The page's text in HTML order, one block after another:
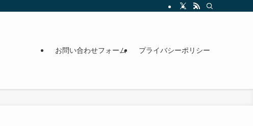
お問い合わせフォーム プライバシーポリシー